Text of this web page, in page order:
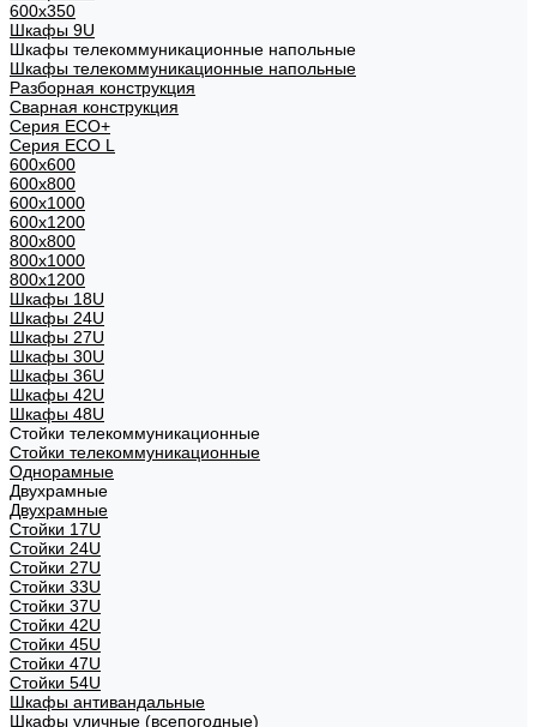
600x350
Шкафы 9U
Шкафы телекоммуникационные напольные
Шкафы телекоммуникационные напольные
Разборная конструкция
Сварная конструкция
Серия ECO+
Серия ECO L
600x600
600x800
600х1000
600х1200
800x800
800х1000
800х1200
Шкафы 18U
Шкафы 24U
Шкафы 27U
Шкафы 30U
Шкафы 36U
Шкафы 42U
Шкафы 48U
Стойки телекоммуникационные
Стойки телекоммуникационные
Однорамные
Двухрамные
Двухрамные
Стойки 17U
Стойки 24U
Стойки 27U
Стойки 33U
Стойки 37U
Стойки 42U
Стойки 45U
Стойки 47U
Стойки 54U
Шкафы антивандальные
Шкафы уличные (всепогодные)